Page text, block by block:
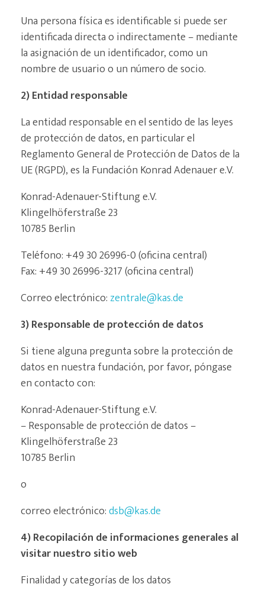
Una persona física es identificable si puede ser
identificada directa o indirectamente – mediante
la asignación de un identificador, como un
nombre de usuario o un número de socio.
2) Entidad responsable
La entidad responsable en el sentido de las leyes
de protección de datos, en particular el
Reglamento General de Protección de Datos de la
UE (RGPD), es la Fundación Konrad Adenauer e.V.
Konrad-Adenauer-Stiftung e.V.
Klingelhöferstraße 23
10785 Berlin
Teléfono: +49 30 26996-0 (oficina central)
Fax: +49 30 26996-3217 (oficina central)
Correo electrónico: zentrale@kas.de
3) Responsable de protección de datos
Si tiene alguna pregunta sobre la protección de
datos en nuestra fundación, por favor, póngase
en contacto con:
Konrad-Adenauer-Stiftung e.V.
– Responsable de protección de datos –
Klingelhöferstraße 23
10785 Berlin
o
correo electrónico:dsb@kas.de
4) Recopilación de informaciones generales al
visitar nuestro sitio web
Finalidad y categorías de los datos